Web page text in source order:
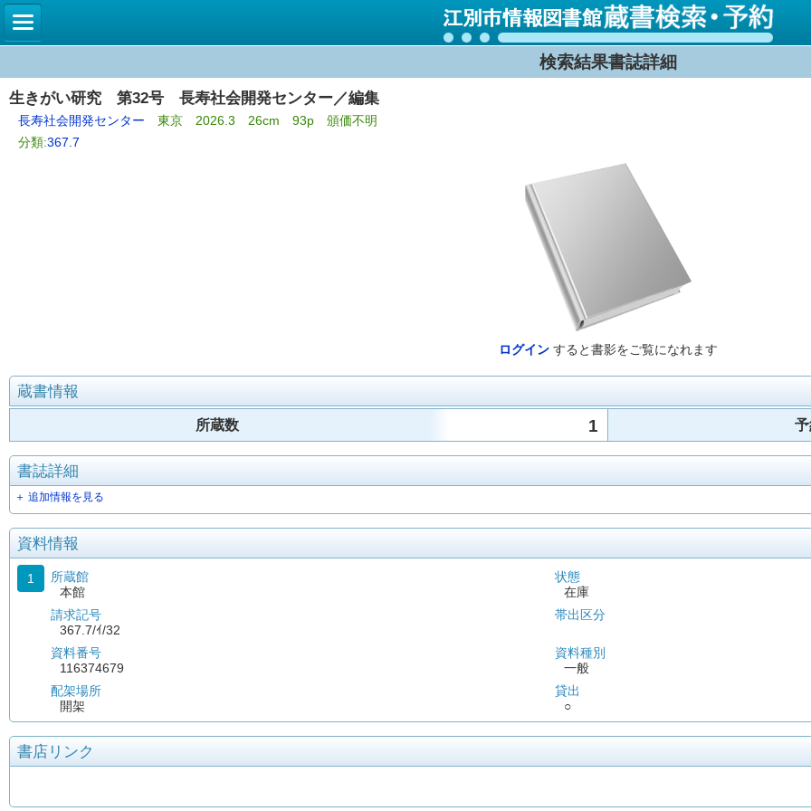
検索結果書誌詳細
生きがい研究 第32号 長寿社会開発センター／編集
長寿社会開発センター 東京 2026.3 26cm 93p 頒価不明
分類:367.7
ログイン すると書影をご覧になれます
蔵書情報
所蔵数 1
書誌詳細
＋ 追加情報を見る
資料情報
1
所蔵館
本館
請求記号
367.7/ｲ/32
資料番号
116374679
配架場所
開架
状態
在庫
帯出区分
資料種別
一般
貸出
○
書店リンク